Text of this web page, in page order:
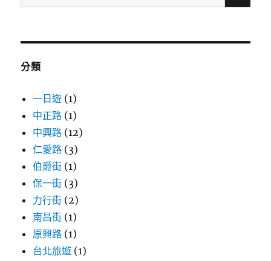
攻
11、
尋
鍵
分類
一日遊 (1)
中正路 (1)
中興路 (12)
仁愛路 (3)
伯爵街 (1)
保一街 (3)
力行街 (2)
南昌街 (1)
原興路 (1)
台北旅遊 (1)